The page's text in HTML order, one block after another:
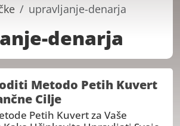
upravljanje-denarja
denarja
Metodo Petih Kuvert
Cilje
Petih Kuvert za Vaše